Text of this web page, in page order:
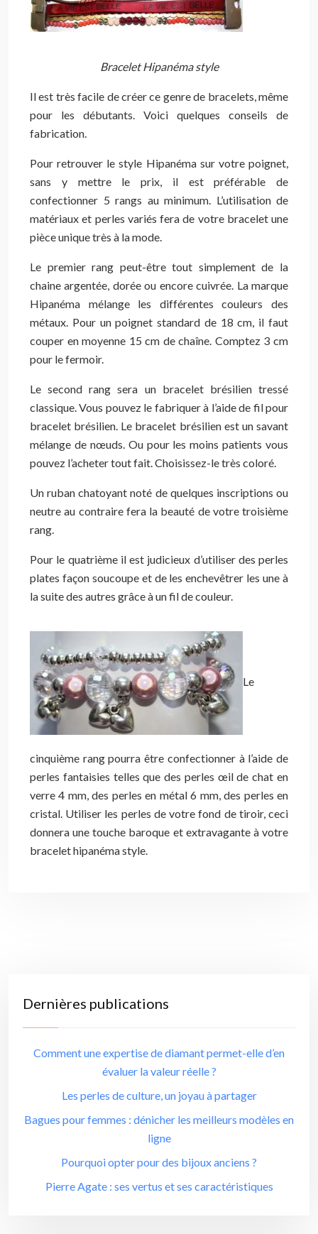
Bracelet Hipanéma style
Il est très facile de créer ce genre de bracelets, même
pour les débutants. Voici quelques conseils de
fabrication.
Pour retrouver le style Hipanéma sur votre poignet,
sans y mettre le prix, il est préférable de
confectionner 5 rangs au minimum. L’utilisation de
matériaux et perles variés fera de votre bracelet une
pièce unique très à la mode.
Le premier rang peut-être tout simplement de la
chaine argentée, dorée ou encore cuivrée. La marque
Hipanéma mélange les différentes couleurs des
métaux. Pour un poignet standard de 18 cm, il faut
couper en moyenne 15 cm de chaîne. Comptez 3 cm
pour le fermoir.
Le second rang sera un bracelet brésilien tressé
classique. Vous pouvez le fabriquer à l’aide de fil pour
bracelet brésilien. Le bracelet brésilien est un savant
mélange de nœuds. Ou pour les moins patients vous
pouvez l’acheter tout fait. Choisissez-le très coloré.
Un ruban chatoyant noté de quelques inscriptions ou
neutre au contraire fera la beauté de votre troisième
rang.
Pour le quatrième il est judicieux d’utiliser des perles
plates façon soucoupe et de les enchevêtrer les une à
la suite des autres grâce à un fil de couleur.
Le
cinquième rang pourra être confectionner à l’aide de
perles fantaisies telles que des perles œil de chat en
verre 4 mm, des perles en métal 6 mm, des perles en
cristal. Utiliser les perles de votre fond de tiroir, ceci
donnera une touche baroque et extravagante à votre
bracelet hipanéma style.
Dernières publications
Comment une expertise de diamant permet-elle d’en
évaluer la valeur réelle ?
Les perles de culture, un joyau à partager
Bagues pour femmes : dénicher les meilleurs modèles en
ligne
Pourquoi opter pour des bijoux anciens ?
Pierre Agate : ses vertus et ses caractéristiques